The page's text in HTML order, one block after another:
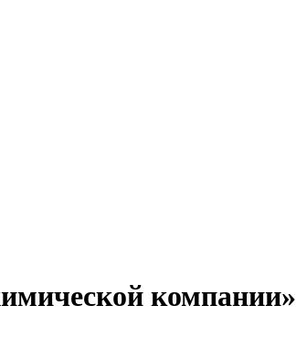
компании»